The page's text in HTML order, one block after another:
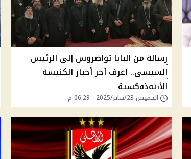
رسالة من البابا تواضروس إلى الرئيس
السيسي.. اعرف آخر أخبار الكنيسة
الأرثوذوكسية
الخميس 23/يناير/2025 - 06:29 م